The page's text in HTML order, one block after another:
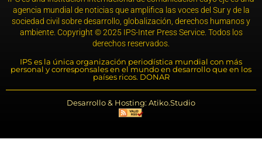
agencia mundial de noticias que amplifica las voces del Sur y de la
sociedad civil sobre desarrollo, globalización, derechos humanos y
ambiente. Copyright © 2025 IPS-Inter Press Service. Todos los
derechos reservados.
IPS es la única organización periodística mundial con más
personal y corresponsales en el mundo en desarrollo que en los
países ricos. DONAR
Desarrollo & Hosting: Atiko.Studio